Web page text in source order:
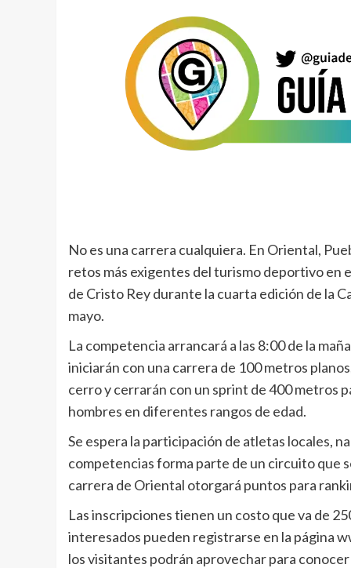
No es una carrera cualquiera. En Oriental,
retos más exigentes del turismo deportivo en
de Cristo Rey durante la cuarta edición de la
mayo.
La competencia arrancará a las 8:00 de la
iniciarán con una carrera de 100 metros
cerro y cerrarán con un sprint de 400 metros
hombres en diferentes rangos de edad.
Se espera la participación de atletas locales,
competencias forma parte de un circuito que
carrera de Oriental otorgará puntos para
Las inscripciones tienen un costo que va de
interesados pueden registrarse en la página
los visitantes podrán aprovechar para